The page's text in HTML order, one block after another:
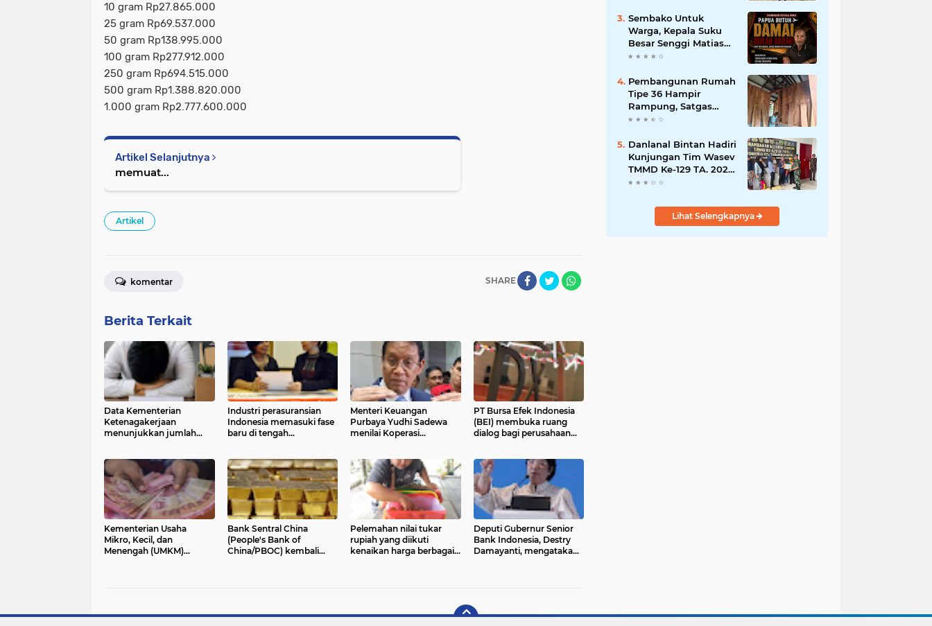
10 gram Rp27.865.000
25 gram Rp69.537.000
50 gram Rp138.995.000
100 gram Rp277.912.000
250 gram Rp694.515.000
500 gram Rp1.388.820.000
1.000 gram Rp2.777.600.000
Artikel Selanjutnya
memuat...
Artikel
SHARE
komentar
Berita Terkait
Data Kementerian
Ketenagakerjaan
menunjukkan jumlah
64.855 orang pada 2023
menjadi 77.965
Industri perasuransian
Indonesia memasuki fase
baru di tengah
Progress menilai
keberlanjutan
profitabilitas perusahaan
asuransi tidak lagi
Menteri Keuangan
Purbaya Yudhi Sadewa
menilai Koperasi
dapat terus menghasilkan
keuntungan.
PT Bursa Efek Indonesia
(BEI) membuka ruang
dialog bagi perusahaan
shareholding
concentration (HSC)
Kementerian Usaha
Mikro, Kecil, dan
Menengah (UMKM)
Bank Sentral China
(People's Bank of
China/PBOC) kembali
Pelemahan nilai tukar
rupiah yang diikuti
kenaikan harga berbagai
Deputi Gubernur Senior
Bank Indonesia, Destry
Damayanti, mengatakan
ekosistem ekonomi
syariah
Sembako Untuk
Warga, Kepala Suku
Besar Senggi Matias
Mangu Ajak Warga
Warga Sipil di
Yahukimo
Pembangunan Rumah
Tipe 36 Hampir
Rampung, Satgas
TMMD Ke-129 Kodim
Wujudkan Hunian
Layak bagi Warga
Danlanal Bintan Hadiri
Kunjungan Tim Wasev
TMMD Ke-129 TA. 2026
Kodim
Lihat Selengkapnya